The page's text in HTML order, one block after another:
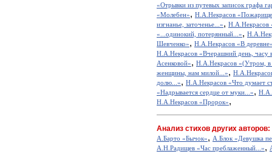
«Отрывки из путевых записок графа
«Молебен», Н.А.Некрасов
изгнанье, заточенье...», Н.А.Некрасов
«...одинокий, потерянный...»,
Шевченко», Н.А.Некрасов «В
Н.А.Некрасов «Вчерашний день, часу
Асенковой», Н.А.Некрасов «(Утром, в
женщины, нам милой...»,
долю...», Н.А.Некрасов «Что думает
«Надрывается сердце от муки...»,
Н.А.Некрасов «Пророк»,
Анализ стихов других авторов:
А.Барто «Бычок», А.Блок «Девушка
А.Н.Радищев «Час преблаженный...»,